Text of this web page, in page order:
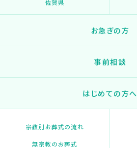
佐賀県
お急ぎの方
事前相談
はじめての方へ
宗教別お葬式の流れ
無宗教のお葬式